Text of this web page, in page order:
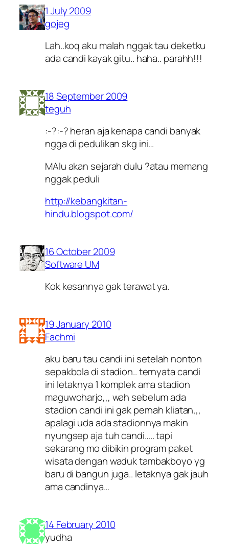
1 July 2009
gojeg
Lah..koq aku malah nggak tau deketku
ada candi kayak gitu.. haha.. parahh!!!
18 September 2009
teguh
:-?:-? heran aja kenapa candi banyak
ngga di pedulikan skg ini…
MAlu akan sejarah dulu ?atau memang
nggak peduli
http://kebangkitan-
hindu.blogspot.com/
16 October 2009
Software UM
Kok kesannya gak terawat ya.
19 January 2010
Fachmi
aku baru tau candi ini setelah nonton
sepakbola di stadion.. ternyata candi
ini letaknya 1 komplek ama stadion
maguwoharjo,,, wah sebelum ada
stadion candi ini gak pernah kliatan,,,
apalagi uda ada stadionnya makin
nyungsep aja tuh candi….. tapi
sekarang mo dibikin program paket
wisata dengan waduk tambakboyo yg
baru di bangun juga.. letaknya gak jauh
ama candinya…
14 February 2010
yudha